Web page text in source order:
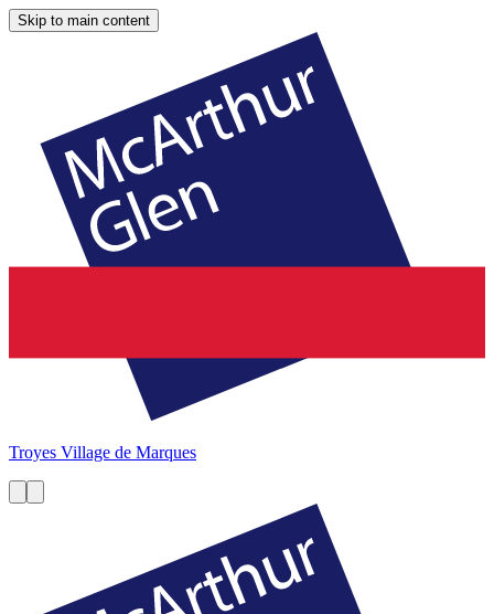
Skip to main content
Troyes Village de Marques